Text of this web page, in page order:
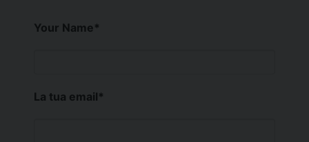
Your Name*
La tua email*